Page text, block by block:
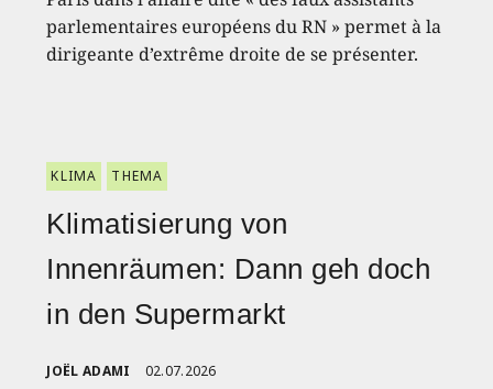
parlementaires européens du RN » permet à la
dirigeante d’extrême droite de se présenter.
KLIMA THEMA
Klimatisierung von
Innenräumen: Dann geh doch
in den Supermarkt
JOËL ADAMI 02.07.2026